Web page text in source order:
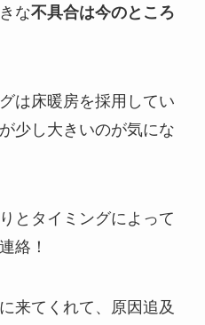
な不具合は今のところ
は床暖房を採用してい
少し大きいのが気にな
とタイミングによって
絡！
来てくれて、原因追及